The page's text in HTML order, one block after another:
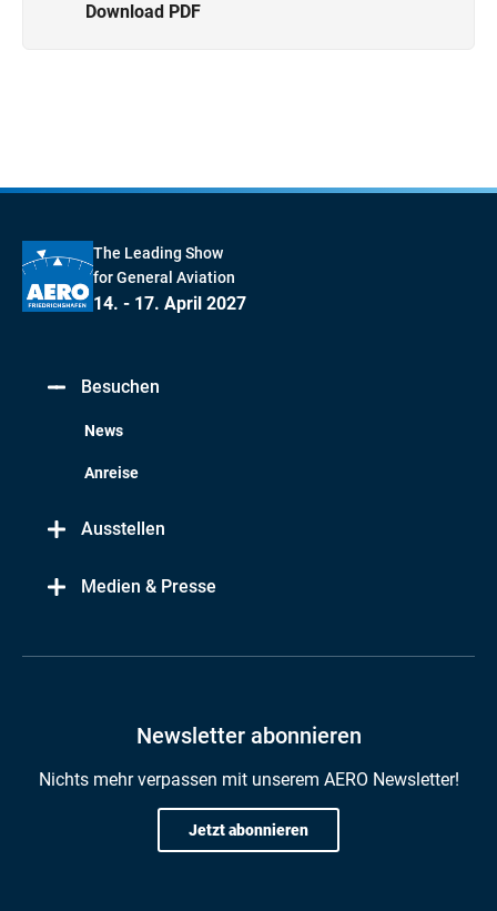
Download PDF
The Leading Show
for General Aviation
14. - 17. April 2027
Besuchen
News
Anreise
Ausstellen
Medien & Presse
Newsletter abonnieren
Nichts mehr verpassen mit unserem AERO Newsletter!
Jetzt abonnieren